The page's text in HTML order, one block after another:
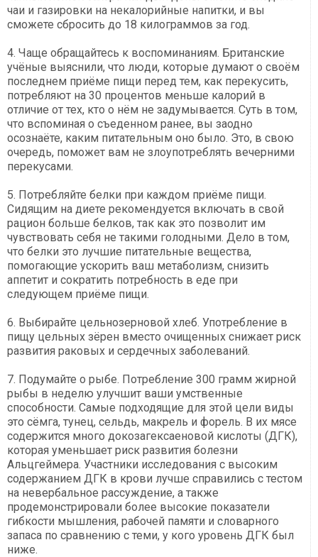
чаи и газировки на некалорийные напитки, и вы
сможете сбросить до 18 килограммов за год.
4. Чаще обращайтесь к воспоминаниям. Британские
учёные выяснили, что люди, которые думают о своём
последнем приёме пищи перед тем, как перекусить,
потребляют на 30 процентов меньше калорий в
отличие от тех, кто о нём не задумывается. Суть в том,
что вспоминая о съеденном ранее, вы заодно
осознаёте, каким питательным оно было. Это, в свою
очередь, поможет вам не злоупотреблять вечерними
перекусами.
5. Потребляйте белки при каждом приёме пищи.
Сидящим на диете рекомендуется включать в свой
рацион больше белков, так как это позволит им
чувствовать себя не такими голодными. Дело в том,
что белки это лучшие питательные вещества,
помогающие ускорить ваш метаболизм, снизить
аппетит и сократить потребность в еде при
следующем приёме пищи.
6. Выбирайте цельнозерновой хлеб. Употребление в
пищу цельных зёрен вместо очищенных снижает риск
развития раковых и сердечных заболеваний.
7. Подумайте о рыбе. Потребление 300 грамм жирной
рыбы в неделю улучшит ваши умственные
способности. Самые подходящие для этой цели виды
это сёмга, тунец, сельдь, макрель и форель. В их мясе
содержится много докозагексаеновой кислоты (ДГК),
которая уменьшает риск развития болезни
Альцгеймера. Участники исследования с высоким
содержанием ДГК в крови лучше справились с тестом
на невербальное рассуждение, а также
продемонстрировали более высокие показатели
гибкости мышления, рабочей памяти и словарного
запаса по сравнению с теми, у кого уровень ДГК был
ниже.